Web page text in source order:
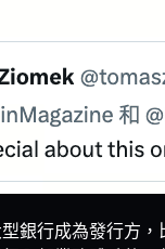
型銀行成為發行方